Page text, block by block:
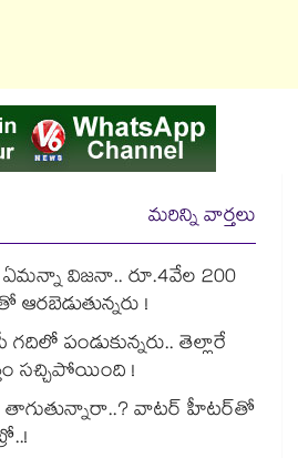
మరిన్ని వార్తలు
విజనా.. రూ.4వేల 200
ఆరబెడుతున్నరు !
గదిలో పండుకున్నరు.. తెల్లారే
సచ్చిపోయింది !
తాగుతున్నారా..? వాటర్ హీటర్⁭⁭తో